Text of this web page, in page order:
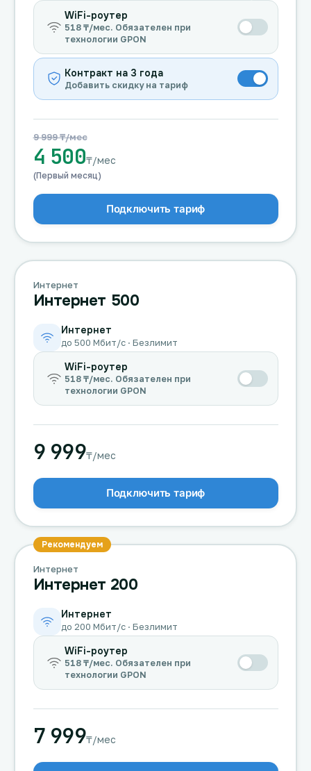
WiFi-роутер
518 ₸/мес. Обязателен при
технологии GPON
Контракт на 3 года
Добавить скидку на тариф
9 999 ₸/мес
4 500₸/мес
(Первый месяц)
Подключить тариф
Интернет
Интернет 500
Интернет
до 500 Мбит/с · Безлимит
WiFi-роутер
518 ₸/мес. Обязателен при
технологии GPON
9 999₸/мес
Подключить тариф
Рекомендуем
Интернет
Интернет 200
Интернет
до 200 Мбит/с · Безлимит
WiFi-роутер
518 ₸/мес. Обязателен при
технологии GPON
7 999₸/мес